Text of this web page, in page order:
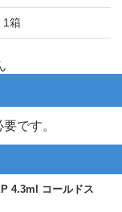
1箱
です。
4.3ml コールドス